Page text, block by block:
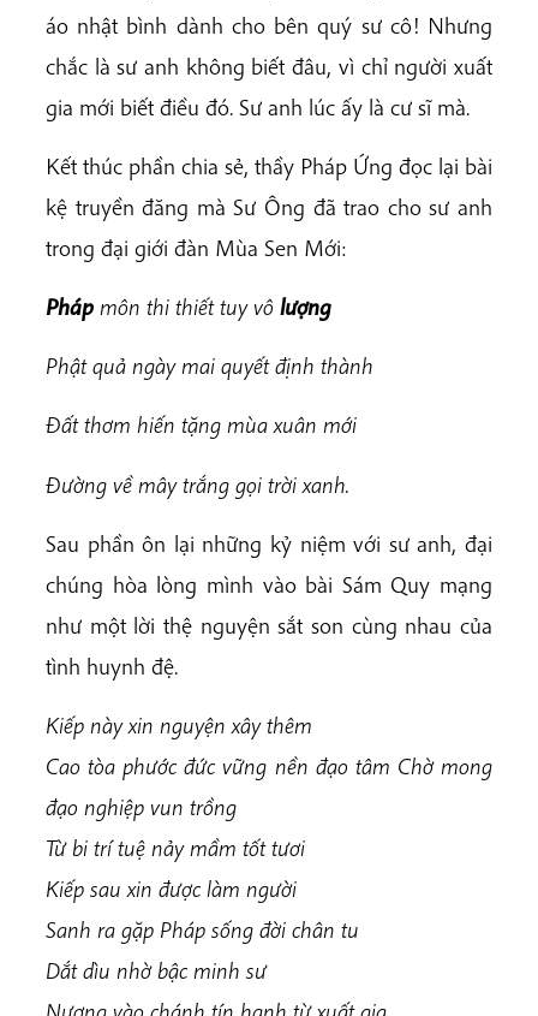
áo nhật bình dành cho bên quý sư cô! Nhưng
chắc là sư anh không biết đâu, vì chỉ người xuất
gia mới biết điều đó. Sư anh lúc ấy là cư sĩ mà.
Kết thúc phần chia sẻ, thầy Pháp Ứng đọc lại bài
kệ truyền đăng mà Sư Ông đã trao cho sư anh
trong đại giới đàn Mùa Sen Mới:
Pháp môn thi thiết tuy vô lượng
Phật quả ngày mai quyết định thành
Đất thơm hiến tặng mùa xuân mới
Đường về mây trắng gọi trời xanh.
Sau phần ôn lại những kỷ niệm với sư anh, đại
chúng hòa lòng mình vào bài Sám Quy mạng
như một lời thệ nguyện sắt son cùng nhau của
tình huynh đệ.
Kiếp này xin nguyện xây thêm
Cao tòa phước đức vững nền đạo tâm Chờ mong
đạo nghiệp vun trồng
Từ bi trí tuệ nảy mầm tốt tươi
Kiếp sau xin được làm người
Sanh ra gặp Pháp sống đời chân tu
Dắt dìu nhờ bậc minh sư